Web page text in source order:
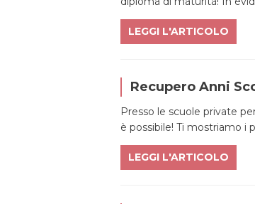
LEGGI L'ARTICOLO
Recupero Anni
Presso le scuole private
è possibile! Ti mostriamo i
LEGGI L'ARTICOLO